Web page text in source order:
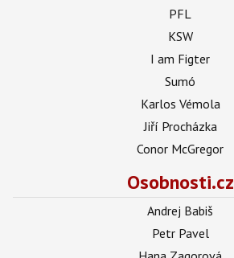
PFL
KSW
I am Figter
Sumó
Karlos Vémola
Jiří Procházka
Conor McGregor
Osobnosti.cz
Andrej Babiš
Petr Pavel